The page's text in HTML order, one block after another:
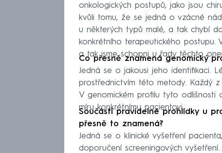
onkologických postupů, jako jsou
kvůli tomu, že se jedná o vzácné
u některých typů malé, a tak chybí
konkrétního terapeutického postupu.
a tak jsme schopni u řady těchto
Co přesně znamená genomický
Jedná se o jakousi jeho identifikaci.
prostřednictvím této metody. Každý
V genomickém profilu tyto odlišnosti
míru konkrétnímu pacientovi.
Součástí pravidelné prohlídky u
přesně to znamená?
Jedná se o klinické vyšetření
doporučení screeningových